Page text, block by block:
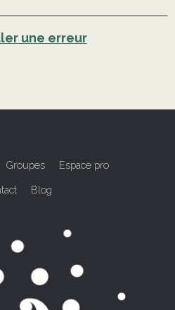
une erreur
Groupes Espace pro
Blog